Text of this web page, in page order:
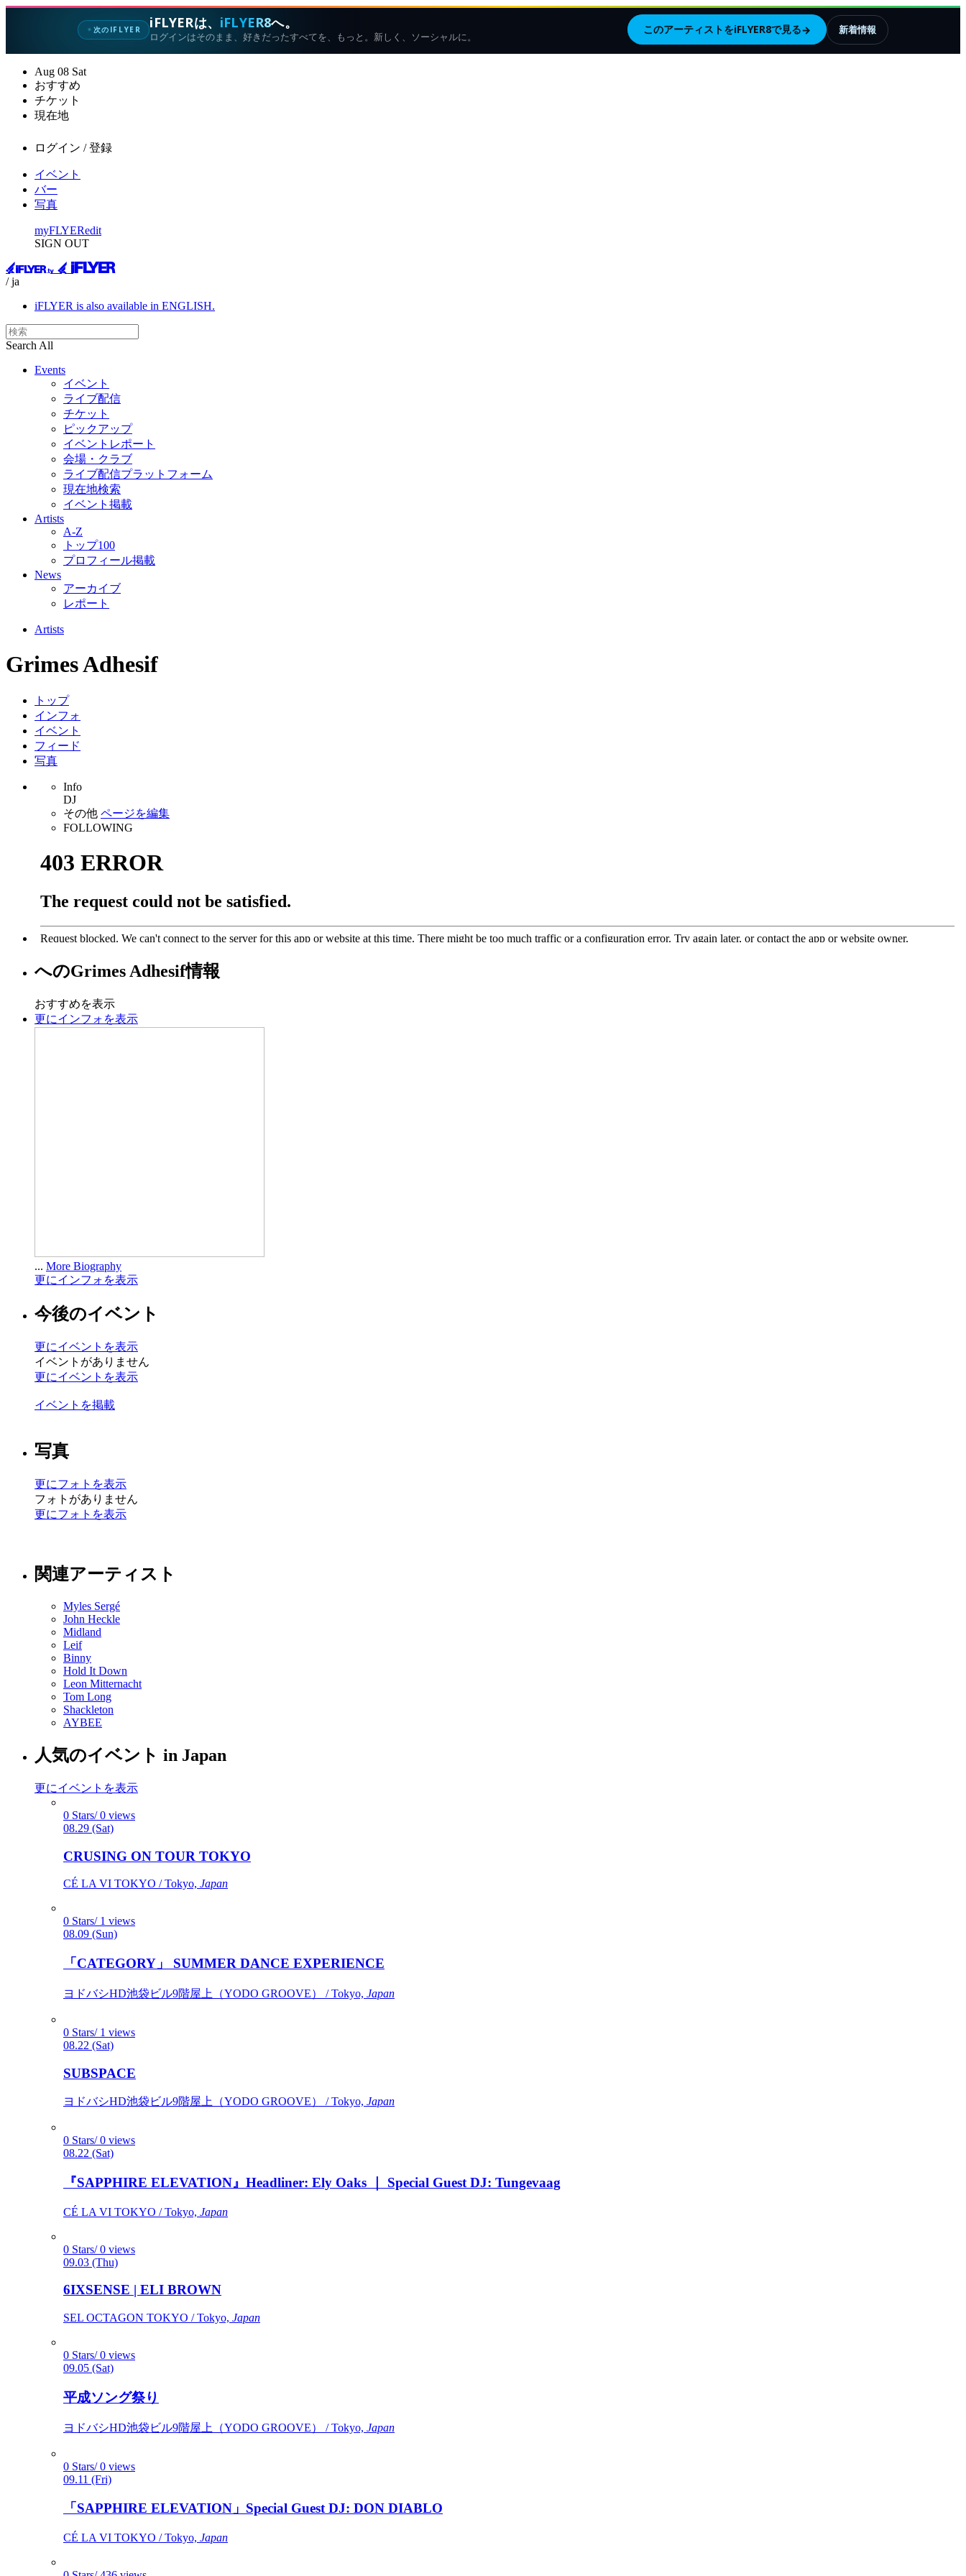
✦次のIFLYER iFLYERは、 iFLYER8へ。
ログインはそのまま、好きだったすべてを、もっと。新しく、ソーシャルに。
このアーティストをiFLYER8で見る→ 新着情報
Aug 08 Sat
おすすめ
チケット
現在地
ログイン / 登録
イベント
バー
写真
myFLYERedit
SIGN OUT
/ ja
iFLYER is also available in ENGLISH.
Search All
Events
イベント
ライブ配信
チケット
ピックアップ
イベントレポート
会場・クラブ
ライブ配信プラットフォーム
現在地検索
イベント掲載
Artists
A-Z
トップ100
プロフィール掲載
News
アーカイブ
レポート
Artists
Grimes Adhesif
トップ
インフォ
イベント
フィード
写真
Info
DJ
その他 ページを編集
FOLLOWING
へのGrimes Adhesif情報
おすすめを表示
更にインフォを表示
... More Biography
更にインフォを表示
今後のイベント
更にイベントを表示
イベントがありません
更にイベントを表示
イベントを掲載
写真
更にフォトを表示
フォトがありません
更にフォトを表示
関連アーティスト
Myles Sergé
John Heckle
Midland
Leif
Binny
Hold It Down
Leon Mitternacht
Tom Long
Shackleton
AYBEE
人気のイベント in Japan
更にイベントを表示
0 Stars/ 0 views
08.29 (Sat)
CRUSING ON TOUR TOKYO
CÉ LA VI TOKYO / Tokyo, Japan
0 Stars/ 1 views
08.09 (Sun)
「CATEGORY」 SUMMER DANCE EXPERIENCE
ヨドバシHD池袋ビル9階屋上（YODO GROOVE） / Tokyo, Japan
0 Stars/ 1 views
08.22 (Sat)
SUBSPACE
ヨドバシHD池袋ビル9階屋上（YODO GROOVE） / Tokyo, Japan
0 Stars/ 0 views
08.22 (Sat)
『SAPPHIRE ELEVATION』Headliner: Ely Oaks ｜ Special Guest DJ: Tungevaag
CÉ LA VI TOKYO / Tokyo, Japan
0 Stars/ 0 views
09.03 (Thu)
6IXSENSE | ELI BROWN
SEL OCTAGON TOKYO / Tokyo, Japan
0 Stars/ 0 views
09.05 (Sat)
平成ソング祭り
ヨドバシHD池袋ビル9階屋上（YODO GROOVE） / Tokyo, Japan
0 Stars/ 0 views
09.11 (Fri)
「SAPPHIRE ELEVATION」Special Guest DJ: DON DIABLO
CÉ LA VI TOKYO / Tokyo, Japan